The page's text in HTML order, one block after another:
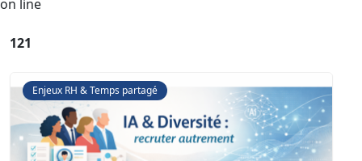
on line
121
Enjeux RH & Temps partagé